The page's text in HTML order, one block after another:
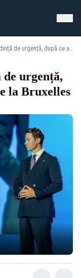
Bolojan a convocat ședință de urgență, după ce ar fi fost criticat de la Bruxelles – SURSE
de urgență,
la Bruxelles